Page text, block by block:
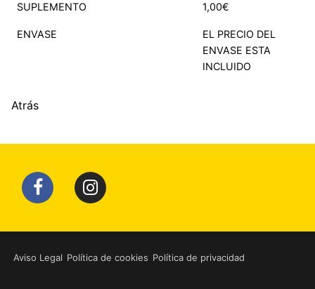
SUPLEMENTO 1,00€
ENVASE
EL PRECIO DEL
ENVASE ESTA
INCLUIDO
Atrás
Aviso Legal Política de cookies Política de privacidad